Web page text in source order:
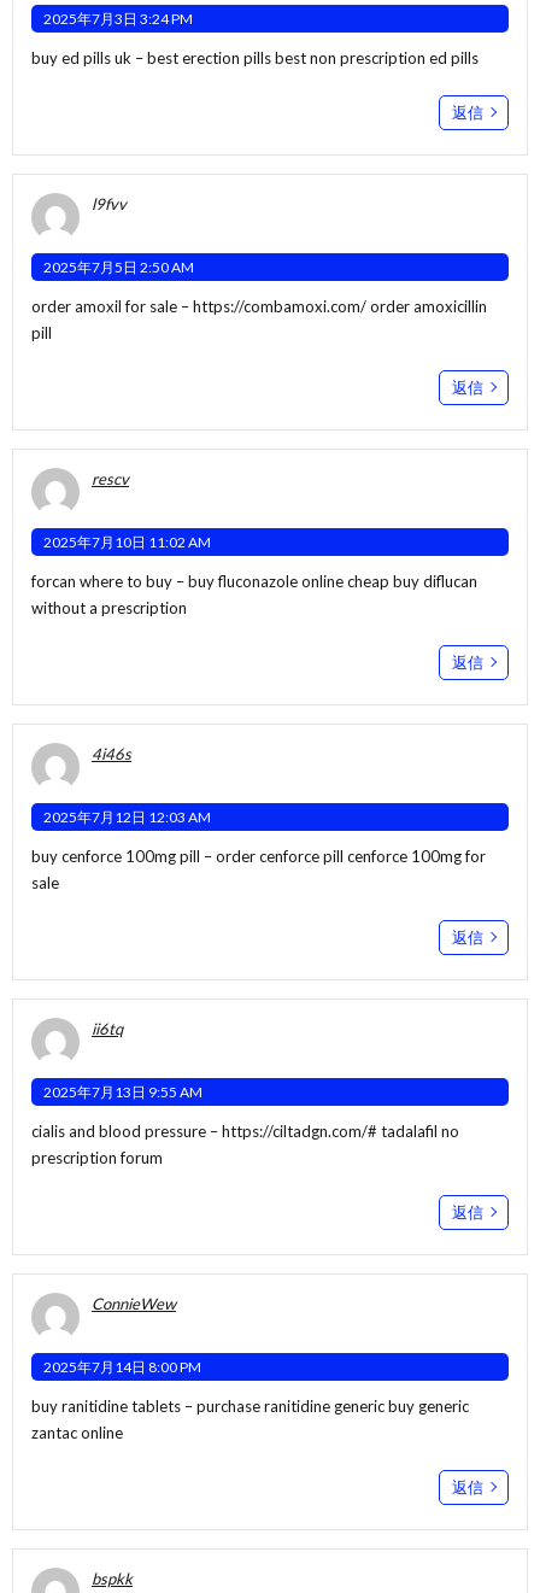
2025年7月3日 3:24 PM
buy ed pills uk –best erection pillsbest non prescription ed pills
返信
l9fvv
2025年7月5日 2:50 AM
order amoxil for sale –https://combamoxi.com/order amoxicillin
pill
返信
rescv
2025年7月10日 11:02 AM
forcan where to buy –buy fluconazole online cheap buy diflucan
without a prescription
返信
4i46s
2025年7月12日 12:03 AM
buy cenforce 100mg pill –order cenforce pill cenforce 100mg for
sale
返信
ii6tq
2025年7月13日 9:55 AM
cialis and blood pressure –https://ciltadgn.com/# tadalafil no
prescription forum
返信
ConnieWew
2025年7月14日 8:00 PM
buy ranitidine tablets –purchase ranitidine genericbuy generic
zantac online
返信
bspkk